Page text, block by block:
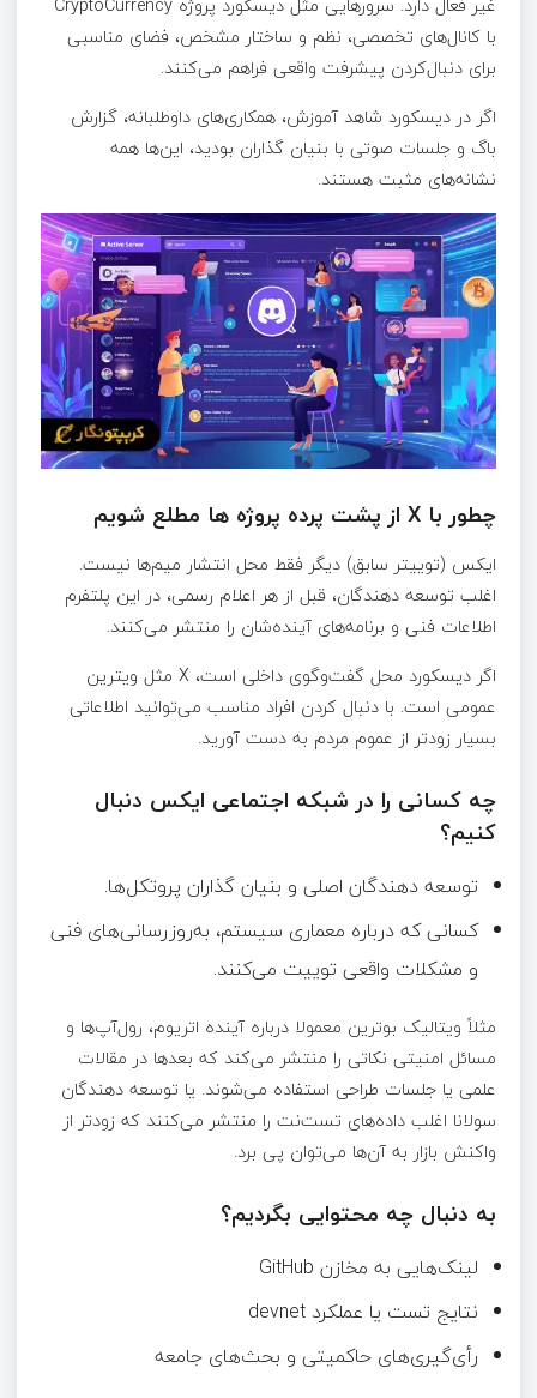
با کانال‌های تخصصی، نظم و ساختار مشخص، فضای مناسبی
برای دنبال‌کردن پیشرفت واقعی فراهم می‌کنند.
اگر در دیسکورد شاهد آموزش، همکاری‌های داوطلبانه، گزارش
باگ و جلسات صوتی با بنیان‌ گذاران بودید، این‌ها همه
نشانه‌های مثبت هستند.
چطور با X از پشت پرده پروژه ها مطلع شویم
ایکس (توییتر سابق) دیگر فقط محل انتشار میم‌ها نیست.
اغلب توسعه‌ دهندگان، قبل از هر اعلام رسمی، در این پلتفرم
اطلاعات فنی و برنامه‌های آینده‌شان را منتشر می‌کنند.
اگر دیسکورد محل گفت‌وگوی داخلی است، X مثل ویترین
عمومی است. با دنبال کردن افراد مناسب می‌توانید اطلاعاتی
بسیار زودتر از عموم مردم به دست آورید.
چه کسانی را در شبکه اجتماعی ایکس دنبال
کنیم؟
توسعه دهندگان اصلی و بنیان‌ گذاران پروتکل‌ها.
کسانی که درباره معماری سیستم، به‌روزرسانی‌های فنی
و مشکلات واقعی توییت می‌کنند.
مثلاً ویتالیک بوترین معمولا درباره آینده اتریوم، رول‌آپ‌ها و
مسائل امنیتی نکاتی را منتشر می‌کند که بعدها در مقالات
علمی یا جلسات طراحی استفاده می‌شوند. یا توسعه دهندگان
سولانا اغلب داده‌های تست‌نت را منتشر می‌کنند که زودتر از
واکنش بازار به آن‌ها می‌توان پی برد.
به دنبال چه محتوایی بگردیم؟
لینک‌هایی به مخازن GitHub
نتایج تست یا عملکرد devnet
رأی‌گیری‌های حاکمیتی و بحث‌های جامعه